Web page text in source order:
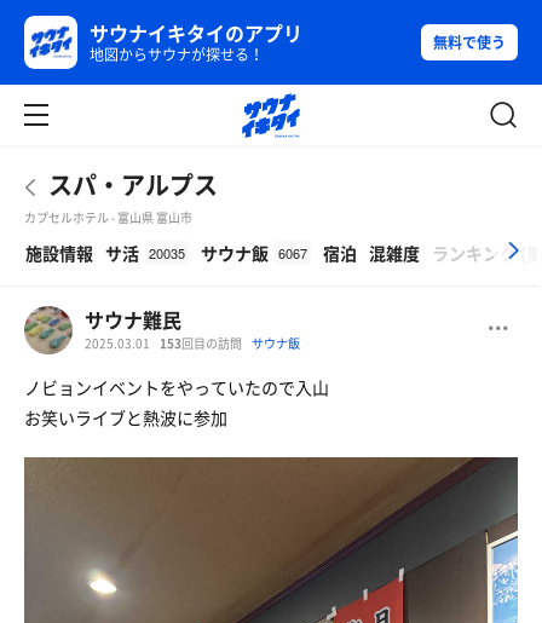
サウナイキタイのアプリ
地図からサウナが探せる！
無料で使う
スパ・アルプス
カプセルホテル - 富山県 富山市
施設情報 サ活 20035 サウナ飯 6067 宿泊 混雑度 ランキング
サウナ難民
2025.03.01 153回目の訪問 サウナ飯
ノビョンイベントをやっていたので入山
お笑いライブと熱波に参加